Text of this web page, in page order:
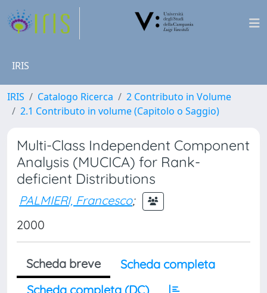
IRIS
IRIS Catalogo Ricerca
2 Contributo in Volume
2.1 Contributo in volume (Capitolo o Saggio)
Multi-Class Independent Component
Analysis (MUCICA) for Rank-
deficient Distributions
PALMIERI, Francesco;
2000
Scheda breve
Scheda completa
Scheda completa (DC)